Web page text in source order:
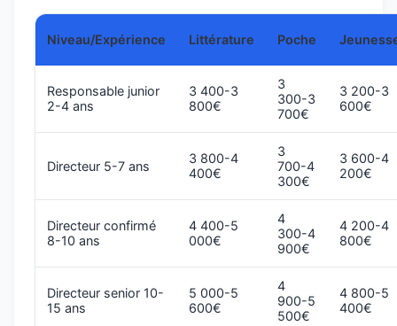
Niveau/Expérience Littérature Poche
Responsable junior
2-4 ans
3 400-3
800€
3
300-3
700€
3 200-3
600€
Directeur 5-7 ans
3 800-4
400€
3
700-4
300€
3 600-4
200€
Directeur confirmé
8-10 ans
4 400-5
000€
4
300-4
900€
4 200-4
800€
Directeur senior 10-
15 ans
5 000-5
600€
4
900-5
500€
4 800-5
400€